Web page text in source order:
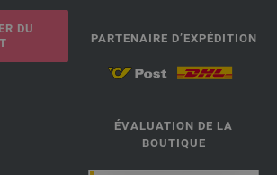
DU
PARTENAIRE D’EXPÉDITION
ÉVALUATION DE LA
BOUTIQUE